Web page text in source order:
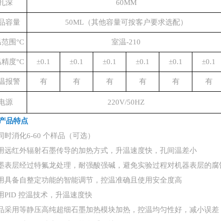
深 60MM
容量 50ML（其他容量可按客户要求选配）
围°C 室温-210
度°C ±0.1 ±0.1 ±0.1 ±0.1 ±0.1 ±0.1
报警 有 有 有 有 有 有
源 220V/50HZ
品特点
时消化6-60 个样品（可选）
远红外辐射石墨传导的加热方式，升温速度快，孔间温差小
表层经过特氟龙处理，耐强酸强碱，避免实验过程对机器表层的腐
具备自整定功能的智能调节，控温准确且使用安全度高
PID 控温技术，升温速度快
采用等静压高纯超细石墨加热模块加热，控温均匀性好，减小误差